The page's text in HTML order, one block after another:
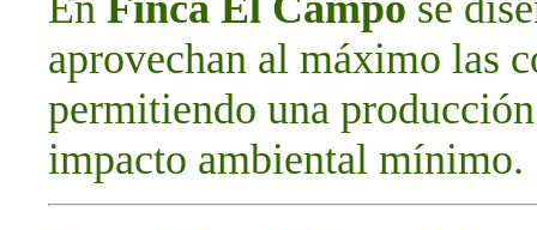
aprovechan al máximo las
permitiendo una
impacto ambiental mínimo.